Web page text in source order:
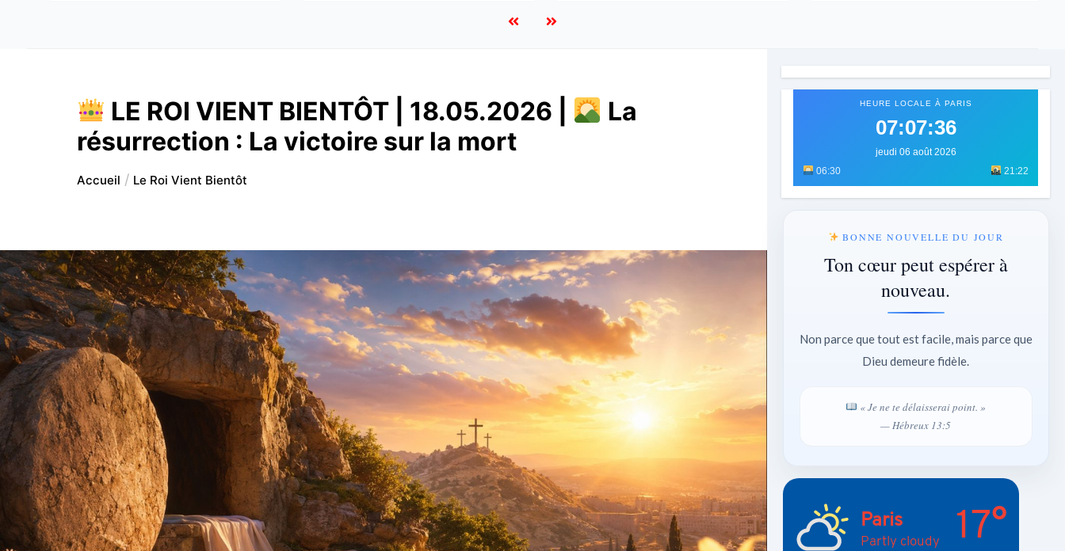
LE ROI VIENT BIENTÔT | 18.05.2026 |
La
résurrection : La victoire sur la mort
Accueil Le Roi Vient Bientôt
HEURE LOCALE À PARIS
07:07:38
jeudi 06 août 2026
06:30
21:22
BONNE NOUVELLE DU JOUR
Ton cœur peut espérer à
nouveau.
Non parce que tout est facile, mais parce que
Dieu demeure fidèle.
« Je ne te délaisserai point. »
— Hébreux 13:5
Paris
Partly cloudy 17°